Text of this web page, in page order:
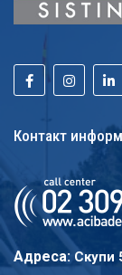
Контакт
Адреса: Скупи